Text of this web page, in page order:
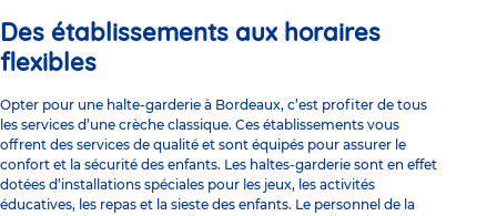
Des établissements aux horaires
flexibles
Opter pour une halte-garderie à Bordeaux, c’est profiter de tous
les services d’une crèche classique. Ces établissements vous
offrent des services de qualité et sont équipés pour assurer le
confort et la sécurité des enfants. Les haltes-garderie sont en effet
dotées d’installations spéciales pour les jeux, les activités
éducatives, les repas et la sieste des enfants. Le personnel de la